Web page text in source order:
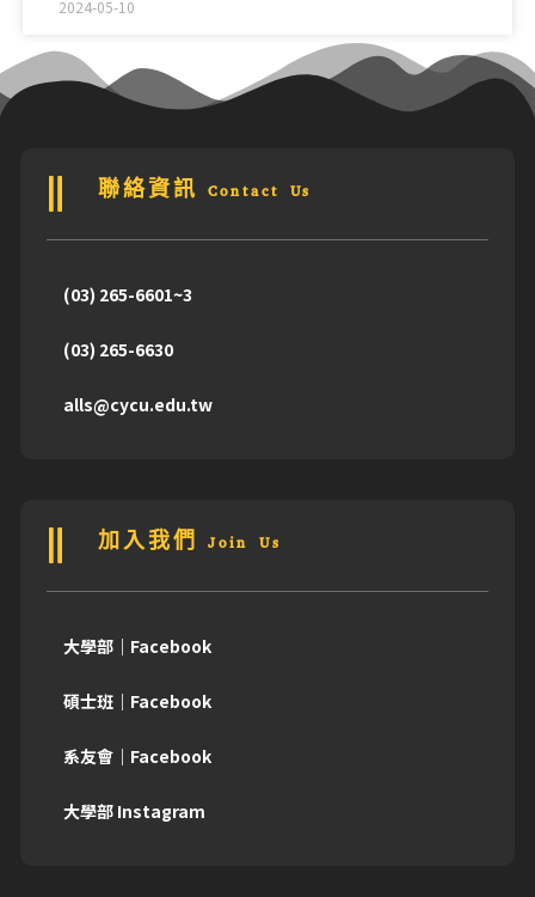
2024-05-10
聯絡資訊 Contact Us
(03) 265-6601~3
(03) 265-6630
alls@cycu.edu.tw
加入我們 Join Us
大學部｜Facebook
碩士班｜Facebook
系友會｜Facebook
大學部 Instagram